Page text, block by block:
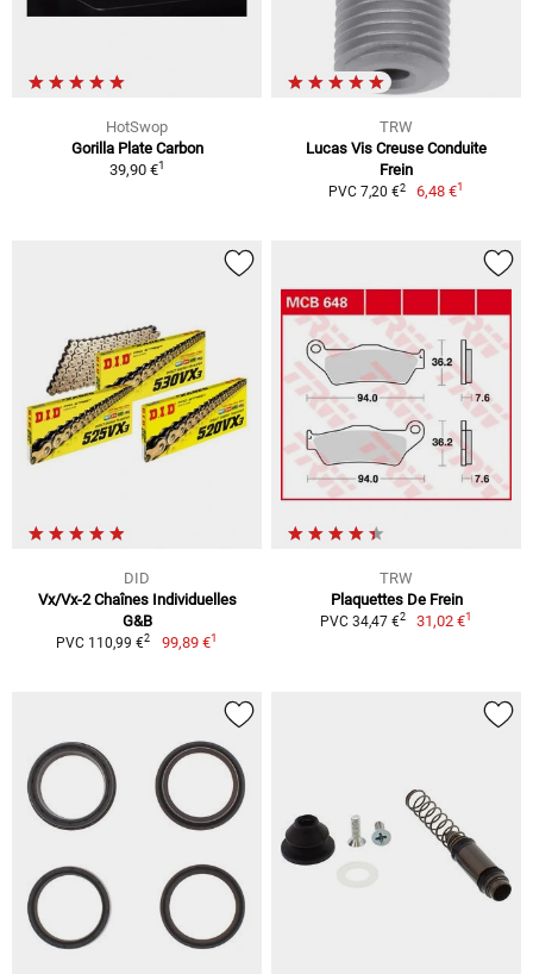
HotSwop
Gorilla Plate Carbon
39,90 €1
TRW
Lucas Vis Creuse Conduite
Frein
PVC 7,20 €2 6,48 €1
DID
Vx/Vx-2 Chaînes Individuelles
G&B
PVC 110,99 €2 99,89 €1
TRW
Plaquettes De Frein
PVC 34,47 €2 31,02 €1